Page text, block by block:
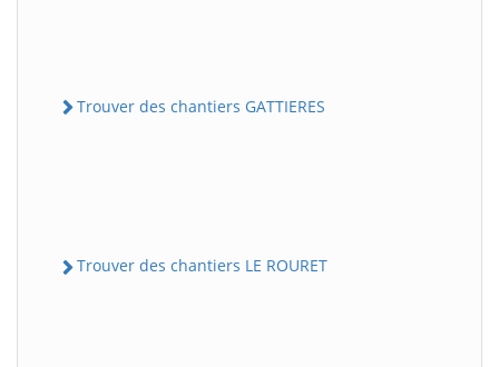
Trouver des chantiers GATTIERES
Trouver des chantiers LE ROURET